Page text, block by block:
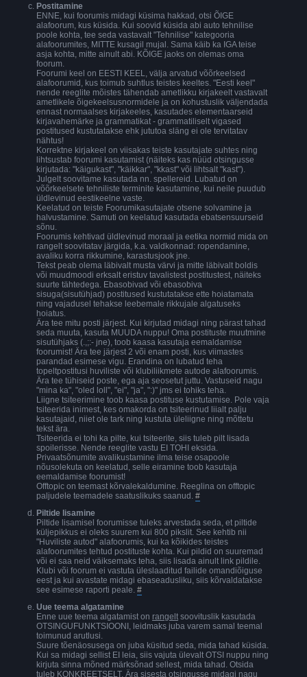
Postitamine
ENNE, kui foorumis midagi küsima hakkad, otsi ÕIGE
alafoorum, kus küsida. Kui soovid küsida abi auto tehnilise
poole kohta, tee seda vastavalt "Tehnilise" kategooria
alafoorumites, MITTE kusagil mujal. Sama käib ka IGA teise
asja kohta, mitte ainult abi. KÕIGE jaoks on olemas oma
foorum.
Foorumi keel on EESTI KEEL, välja arvatud võõrkeelsed
alafoorumid, kus toimub suhtlus teistes keeltes. "Eesti keel"
nende reeglite mõistes tähendab ametlikku kirjakeelt vastavalt
ametlikele õigekeelsusnormidele ja on kohustuslik väljendada
ennast normaalses kirjakeeles, kasutades elementaarseid
kirjavahemärke ja grammatikat - grammatiliselt vigased
postitused kustutatakse ehk jututoa släng ei ole tervitatav
nähtus!
Korrektne kirjakeel on viisakas teiste kasutajate suhtes ning
lihtsustab foorumi kasutamist (näiteks kas nüüd otsingusse
kirjutada: "käigukast", "käikkar", "kkast" või lihtsalt "kast").
Julgelt soovitame kasutada nn. spellereid. Lubatud on
võõrkeelsete tehniliste terminite kasutamine, kui neile puudub
üldlevinud eestikeelne vaste.
Keelatud on teiste Foorumikasutajate otsene solvamine ja
halvustamine. Samuti on keelatud kasutada ebatsensuurseid
sõnu.
Foorumis kehtivad üldlevinud moraal ja eetika normid mida on
rangelt soovitatav järgida, k.a. valdkonnad: ropendamine,
avaliku korra rikkumine, karastusjook jne.
Tekst peab olema läbivalt musta värvi ja mitte läbivalt boldis
või muudmoodi erksalt eristuv tavalistest postitustest, näiteks
suurte tähtedega. Ebasobivad või ebasobiva
sisuga(sisutühjad) postitused kustutatakse ette hoiatamata
ning vajadusel tehakse leebemale rikkujale algatuseks
hoiatus.
Ära tee mitu posti järjest. Kui kirjutad midagi ning pärast tahad
seda muuta, kasuta MUUDA nuppu! Oma postituste muutmine
sisutühjaks (.,;:- jne), toob kaasa kasutaja eemaldamise
foorumist! Ära tee järjest 2 või enam posti, kus viimastes
parandad esimese vigu. Erandina on lubatud teha
topeltpostitusi huviliste või klubiliikmete autode alafoorumis.
Ära tee tühiseid poste, ega aja seosetut juttu. Vastuseid nagu
"mina ka", "oled loll", "ei", "ja", ":)" jms ei tohiks teha.
Liigne tsiteerimine toob kaasa postituse kustutamise. Pole vaja
tsiteerida inimest, kes omakorda on tsiteerinud liialt palju
kasutajaid, niiet ole tark ning kustuta üleliigne ning mõttetu
tekst ära.
Tsiteerida ei tohi ka pilte, kui tsiteerite, siis tuleb pilt lisada
spoilerisse. Nende reeglite vastu EI TOHI eksida.
Privaatsõnumite avalikustamine ilma teise osapoole
nõusolekuta on keelatud, selle eiramine toob kasutaja
eemaldamise foorumist!
Offtopic on teemast kõrvalekaldumine. Reeglina on offtopic
paljudele teemadele saatuslikuks saanud. #
Piltide lisamine
Piltide lisamisel foorumisse tuleks arvestada seda, et piltide
küljepikkus ei oleks suurem kui 800 pikslit. See kehtib nii
"Huviliste autod" alafoorumis, kui ka kõikides teistes
alafoorumites tehtud postituste kohta. Kui pildid on suuremad
või ei saa neid väiksemaks teha, siis lisada ainult link pildile.
Klubi või foorum ei vastuta üleslaaditud failide omandiõiguse
eest ja kui avastate midagi ebaseadusliku, siis kõrvaldatakse
see esimese raporti peale. #
Uue teema algatamine
Enne uue teema algatamist on rangelt soovituslik kasutada
OTSINGUFUNKTSIOONI, leidmaks juba varem samal teemal
toimunud arutlusi.
Suure tõenäosusega on juba küsitud seda, mida tahad küsida.
Kui sa midagi sellist EI leia, siis vajuta ülevalt OTSI nuppu ning
kirjuta sinna mõned märksõnad sellest, mida tahad. Otsida
tuleb KONKREETSELT. Ära sisesta otsingusse midagi nagu